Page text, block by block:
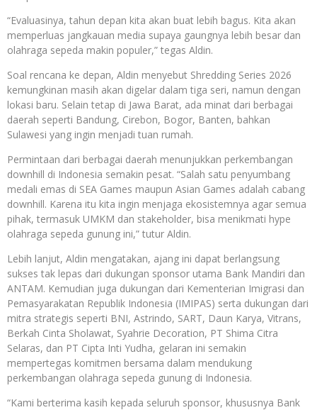
“Evaluasinya, tahun depan kita akan buat lebih bagus. Kita akan
memperluas jangkauan media supaya gaungnya lebih besar dan
olahraga sepeda makin populer,” tegas Aldin.
Soal rencana ke depan, Aldin menyebut Shredding Series 2026
kemungkinan masih akan digelar dalam tiga seri, namun dengan
lokasi baru. Selain tetap di Jawa Barat, ada minat dari berbagai
daerah seperti Bandung, Cirebon, Bogor, Banten, bahkan
Sulawesi yang ingin menjadi tuan rumah.
Permintaan dari berbagai daerah menunjukkan perkembangan
downhill di Indonesia semakin pesat. “Salah satu penyumbang
medali emas di SEA Games maupun Asian Games adalah cabang
downhill. Karena itu kita ingin menjaga ekosistemnya agar semua
pihak, termasuk UMKM dan stakeholder, bisa menikmati hype
olahraga sepeda gunung ini,” tutur Aldin.
Lebih lanjut, Aldin mengatakan, ajang ini dapat berlangsung
sukses tak lepas dari dukungan sponsor utama Bank Mandiri dan
ANTAM. Kemudian juga dukungan dari Kementerian Imigrasi dan
Pemasyarakatan Republik Indonesia (IMIPAS) serta dukungan dari
mitra strategis seperti BNI, Astrindo, SART, Daun Karya, Vitrans,
Berkah Cinta Sholawat, Syahrie Decoration, PT Shima Citra
Selaras, dan PT Cipta Inti Yudha, gelaran ini semakin
mempertegas komitmen bersama dalam mendukung
perkembangan olahraga sepeda gunung di Indonesia.
“Kami berterima kasih kepada seluruh sponsor, khususnya Bank